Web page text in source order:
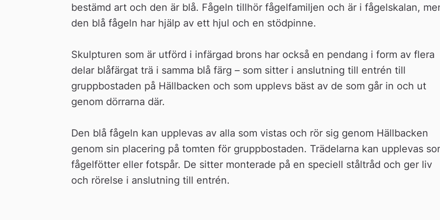
bestämd art och den är blå. Fågeln tillhör fågelfamiljen och är i fågelskalan,
den blå fågeln har hjälp av ett hjul och en stödpinne.
Skulpturen som är utförd i infärgad brons har också en pendang i form av flera
delar blåfärgat trä i samma blå färg – som sitter i anslutning till entrén till
gruppbostaden på Hällbacken och som upplevs bäst av de som går in och ut
genom dörrarna där.
Den blå fågeln kan upplevas av alla som vistas och rör sig genom Hällbacken
genom sin placering på tomten för gruppbostaden. Trädelarna kan upplevas
fågelfötter eller fotspår. De sitter monterade på en speciell ståltråd och ger liv
och rörelse i anslutning till entrén.